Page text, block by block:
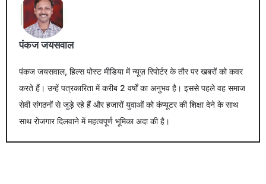
पंकज जयसवाल
पंकज जयसवाल, हिल्स पोस्ट मीडिया में न्यूज़ रिपोर्टर के तौर पर खबरों को कवर
करते हैं। उन्हें पत्रकारिता में करीब 2 वर्षों का अनुभव है। इससे पहले वह समाज
सेवी संगठनों से जुड़े रहे हैं और हजारों युवाओं को कंप्यूटर की शिक्षा देने के साथ
साथ रोजगार दिलवाने में महत्वपूर्ण भूमिका अदा की है।